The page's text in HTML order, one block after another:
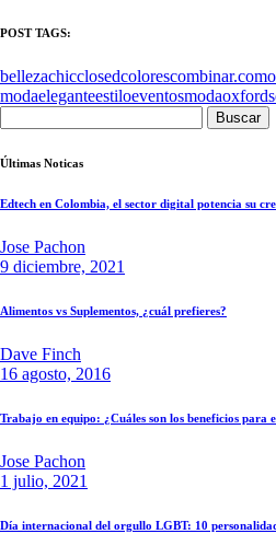
POST TAGS:
bellezachicclosedcolorescombinar.
modaeleganteestiloeventosmodaoxford
Últimas Noticas
Edtech en Colombia, el sector digital potencia su
Jose Pachon
9 diciembre, 2021
Alimentos vs Suplementos, ¿cuál prefieres?
Dave Finch
16 agosto, 2016
Trabajo en equipo: ¿Cuáles son los beneficios para
Jose Pachon
1 julio, 2021
Día internacional del orgullo LGBT: 10